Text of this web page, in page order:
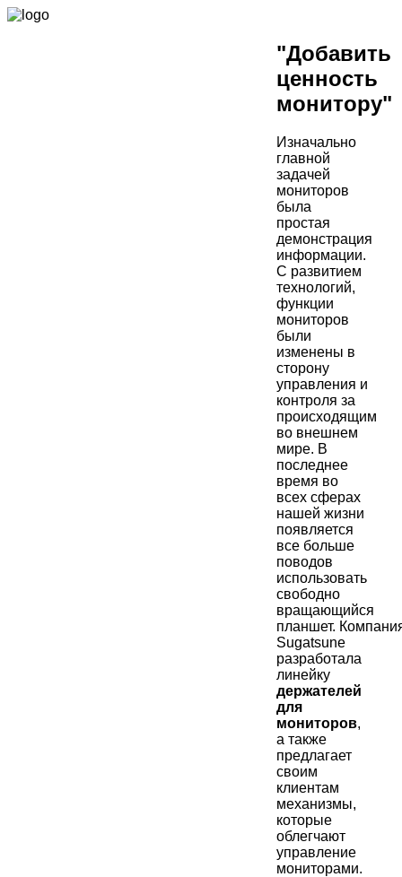
"Добавить
ценность
монитору"
Изначально
главной
задачей
мониторов
была
простая
демонстрация
информации.
С развитием
технологий,
функции
мониторов
были
изменены в
сторону
управления и
контроля за
происходящим
во внешнем
мире. В
последнее
время во
всех сферах
нашей жизни
появляется
все больше
поводов
использовать
свободно
вращающийся
планшет.
Sugatsune
разработала
линейку
держателей
для
мониторов,
а также
предлагает
своим
клиентам
механизмы,
которые
облегчают
управление
мониторами.